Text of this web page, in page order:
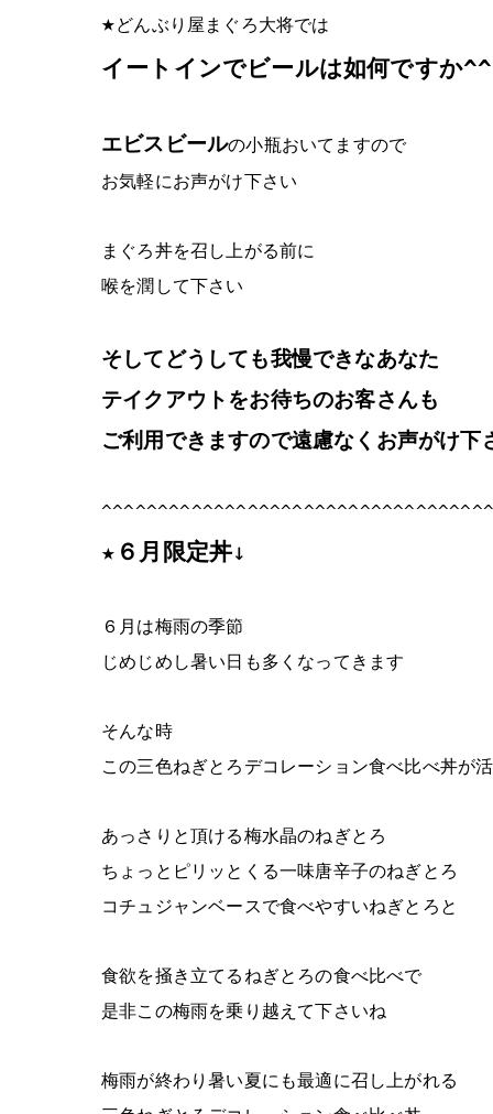
★どんぶり屋まぐろ大将では
イートインでビールは如何ですか
エビスビールの小瓶おいてますので
お気軽にお声がけ下さい
まぐろ丼を召し上がる前に
喉を潤して下さい
そしてどうしても我慢できなあなた
テイクアウトをお待ちのお客さんも
ご利用できますので遠慮なくお声がけ下
★６月限定丼↓
６月は梅雨の季節
じめじめし暑い日も多くなってきます
そんな時
この三色ねぎとろデコレーション食べ比べ丼が活
あっさりと頂ける梅水晶のねぎとろ
ちょっとピリッとくる一味唐辛子のねぎとろ
コチュジャンベースで食べやすいねぎとろと
食欲を掻き立てるねぎとろの食べ比べで
是非この梅雨を乗り越えて下さいね
梅雨が終わり暑い夏にも最適に召し上がれる